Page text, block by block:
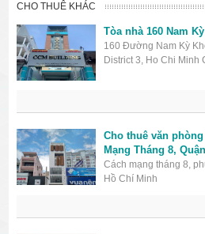
CHO THUÊ KHÁC
Tòa nhà 160 Nam
160 Đường Nam Kỳ
District 3, Ho Chi Minh
Cho thuê văn
Mạng Tháng 8,
Cách mạng tháng 8,
Hồ Chí Minh